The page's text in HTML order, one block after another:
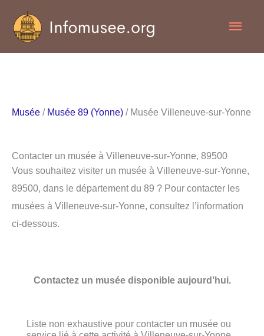
contenu
Musée / Musée 89 (Yonne) / Musée Villeneuve-sur-Yonne
Contacter un musée à Villeneuve-sur-Yonne, 89500
Vous souhaitez visiter un musée à Villeneuve-sur-Yonne,
89500, dans le département du 89 ? Pour contacter les
musées à Villeneuve-sur-Yonne, consultez l’information
ci-dessous.
Contactez un musée disponible aujourd’hui.
Liste non exhaustive pour contacter un musée ou